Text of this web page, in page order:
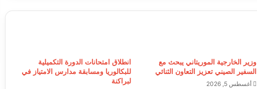
وزير الخارجية الموريتاني يبحث مع
السفير الصيني تعزيز التعاون الثنائي
أغسطس 5, 2026
انطلاق امتحانات الدورة التكميلية
للبكالوريا ومسابقة مدارس الامتياز في
لبراكنة